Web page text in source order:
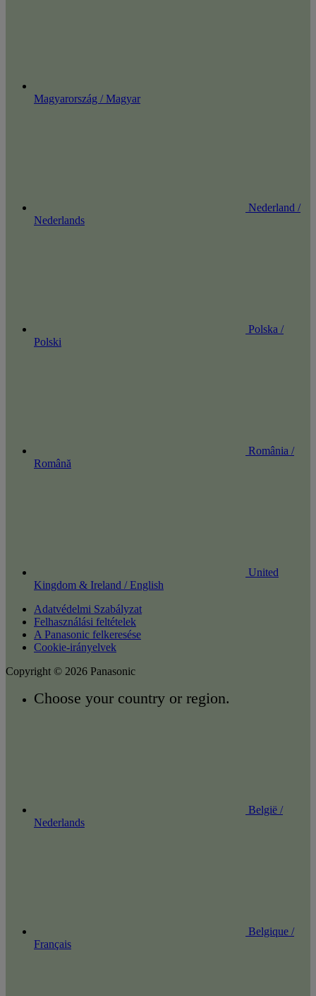
Magyarország / Magyar
Nederland /
Nederlands
Polska /
Polski
România /
Română
United
Kingdom & Ireland / English
Adatvédelmi Szabályzat
Felhasználási feltételek
A Panasonic felkeresése
Cookie-irányelvek
Copyright © 2026 Panasonic
Choose your country or region.
België /
Nederlands
Belgique /
Français